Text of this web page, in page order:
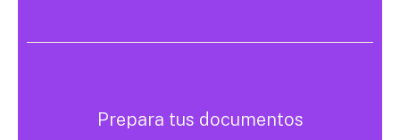
Prepara tus documentos